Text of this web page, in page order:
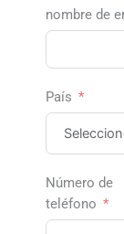
nombre de
País
Número de
teléfono